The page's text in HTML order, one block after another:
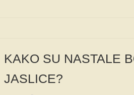
KAKO SU NASTALE
JASLICE?